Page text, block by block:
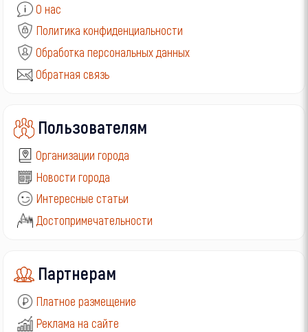
О нас
Политика конфиденциальности
Обработка персональных данных
Обратная связь
Пользователям
Организации города
Новости города
Интересные статьи
Достопримечательности
Партнерам
Платное размещение
Реклама на сайте